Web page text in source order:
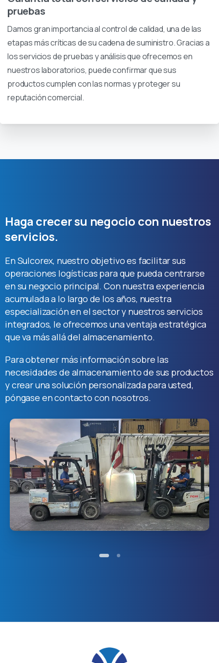
pruebas
Damos gran importancia al control de calidad, una de las
etapas más críticas de su cadena de suministro. Gracias a
los servicios de pruebas y análisis que ofrecemos en
nuestros laboratorios, puede confirmar que sus
productos cumplen con las normas y proteger su
reputación comercial.
Haga crecersu negocio con nuestros
servicios.
En Sulcorex, nuestro objetivo es facilitar sus
operaciones logísticas para que pueda centrarse
en su negocio principal. Con nuestra experiencia
acumulada a lo largo de los años, nuestra
especialización en el sector y nuestros servicios
integrados, le ofrecemos una ventaja estratégica
que va más allá del almacenamiento.
Para obtener más información sobre las
necesidades de almacenamiento de sus productos
y crear una solución personalizada para usted,
póngase en contacto con nosotros.